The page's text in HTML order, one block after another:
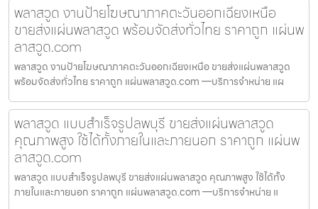
พลาสวูด งานป้ายโฆษณาภาคตะวันออกเฉียงเหนือ
ขายส่งแผ่นพลาสวูด พร้อมจัดส่งทั่วไทย ราคาถูก แผ่นพ
ลาสวูด.com
พลาสวูด งานป้ายโฆษณาภาคตะวันออกเฉียงเหนือ ขายส่งแผ่นพลาสวูด
พร้อมจัดส่งทั่วไทย ราคาถูก แผ่นพลาสวูด.com —บริการจำหน่าย แผ
พลาสวูด แบบสำเร็จรูปลพบุรี ขายส่งแผ่นพลาสวูด
คุณภาพสูง ใช้ได้ทั้งภายในและภายนอก ราคาถูก แผ่นพ
ลาสวูด.com
พลาสวูด แบบสำเร็จรูปลพบุรี ขายส่งแผ่นพลาสวูด คุณภาพสูง ใช้ได้ทั้ง
ภายในและภายนอก ราคาถูก แผ่นพลาสวูด.com —บริการจำหน่าย แ